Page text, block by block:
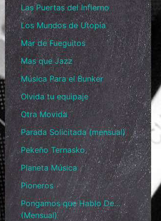
Las Puertas del Infierno
Los Mundos de Utopía
Mar de Fueguitos
Mas que Jazz
Música Para el Bunker
Olvida tu equipaje
Otra Movida
Parada Solicitada (mensual)
Pekeño Ternasko
Planeta Música
Pioneros
Pongamos que Hablo De…
(Mensual)